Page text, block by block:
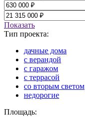
Показать
Тип проекта:
дачные дома
с верандой
с гаражом
с террасой
со вторым светом
недорогие
Площадь: